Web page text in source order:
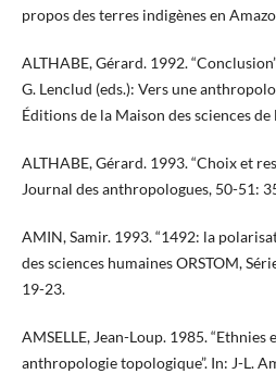
propos des terres indigènes en
ALTHABE, Gérard. 1992.
G. Lenclud (eds.): Vers une
Éditions de la Maison des sciences
ALTHABE, Gérard. 1993. “Choix et
Journal des anthropologues, 50-51:
AMIN, Samir. 1993. “1492: la
des sciences humaines ORSTOM,
19-23.
AMSELLE, Jean-Loup. 1985. “Ethnies
anthropologie topologique”. In: J-L.